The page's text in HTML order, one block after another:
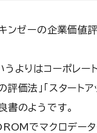
ンゼーの企業価値
よりはコーポレ
価法」「スター
書のようです。
でマクロデー